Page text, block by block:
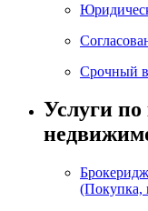
Срочный
Услуги
(Покупка,